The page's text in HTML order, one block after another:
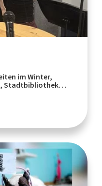
im Winter,
Stadtbibliothek